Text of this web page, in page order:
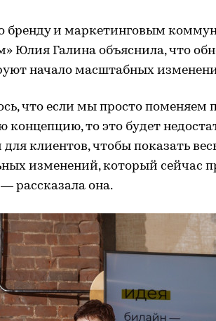
бренду и маркетинговым
Юлия Галина объяснила, что
начало масштабных
что если мы просто поменяем
концепцию, то это будет
клиентов, чтобы показать
изменений, который сейчас
рассказала она.